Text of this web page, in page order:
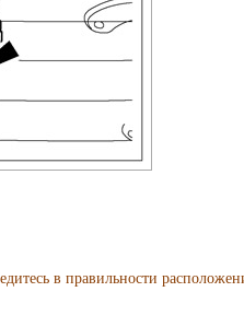
в правильности